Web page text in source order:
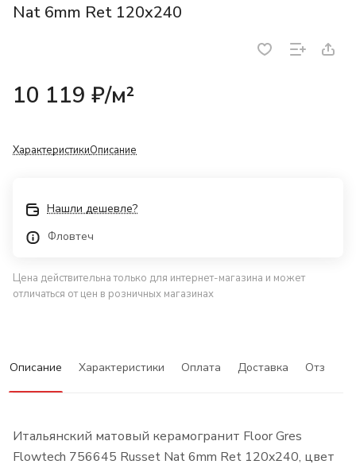
Nat 6mm Ret 120x240
10 119 ₽/м²
ХарактеристикиОписание
Нашли дешевле?
Фловтеч
Цена действительна только для интернет-магазина и может
отличаться от цен в розничных магазинах
Описание Характеристики Оплата Доставка Отзывы
Итальянский матовый керамогранит Floor Gres
Flowtech 756645 Russet Nat 6mm Ret 120x240, цвет